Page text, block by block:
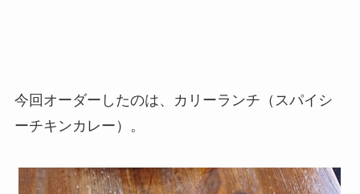
今回オーダーしたのは、カリーランチ（スパイシ
ーチキンカレー）。